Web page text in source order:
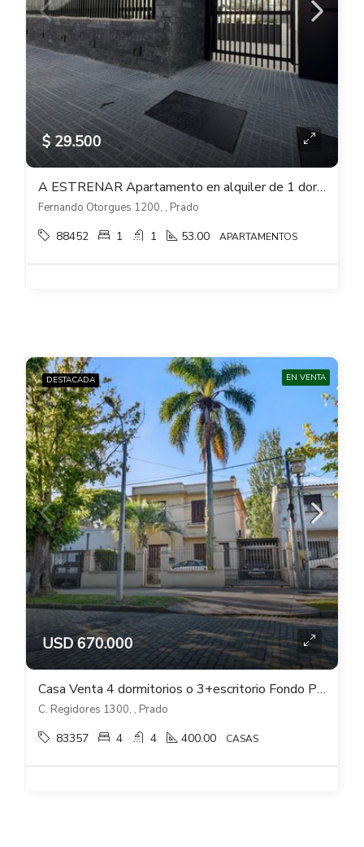
$ 29.500
A ESTRENAR Apartamento en alquiler de 1 dormitorio con cochera en RANDA – Prado
Fernando Otorgues 1200, , Prado
88452 1 1 53.00 APARTAMENTOS
DESTACADA EN VENTA
USD 670.000
Casa Venta 4 dormitorios o 3+escritorio Fondo Piscina Bbcoa Gge en Prado
C. Regidores 1300, , Prado
83357 4 4 400.00 CASAS